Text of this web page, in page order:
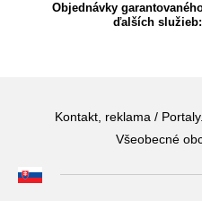
Objednávky
ďalších služieb:
Kontakt, reklama /
Všeobecné